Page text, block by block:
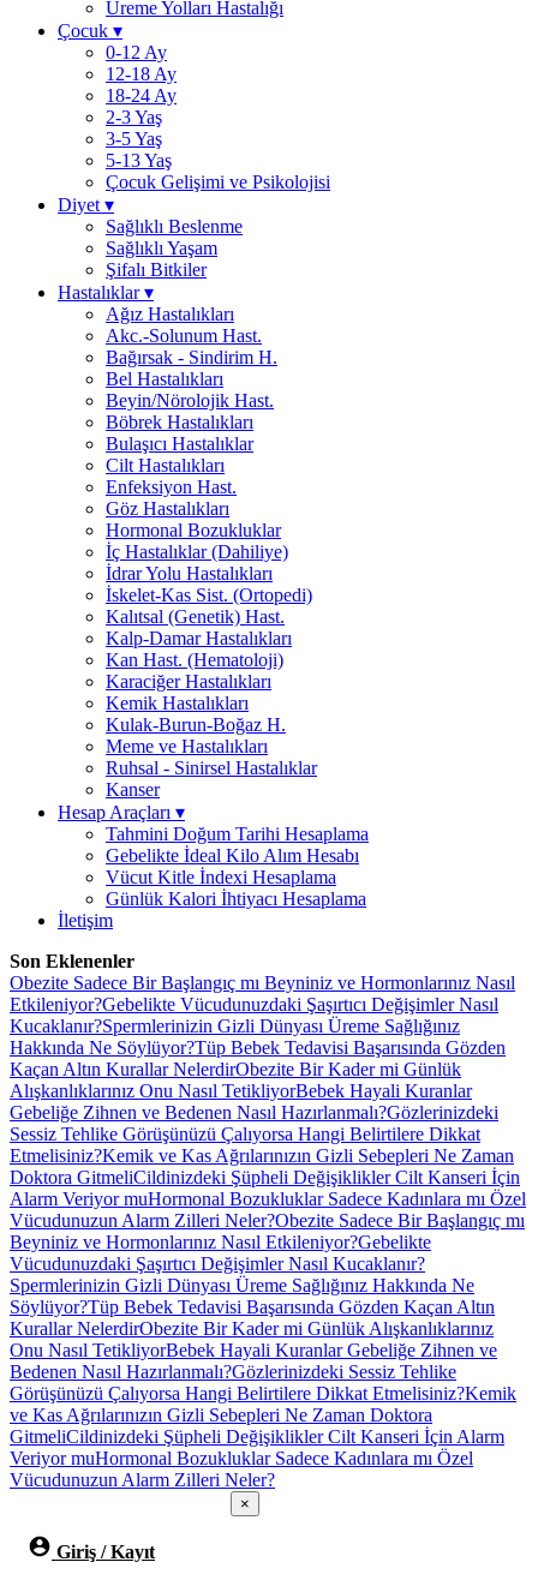
Üreme Yolları Hastalığı
Çocuk ▾
0-12 Ay
12-18 Ay
18-24 Ay
2-3 Yaş
3-5 Yaş
5-13 Yaş
Çocuk Gelişimi ve Psikolojisi
Diyet ▾
Sağlıklı Beslenme
Sağlıklı Yaşam
Şifalı Bitkiler
Hastalıklar▾
Ağız Hastalıkları
Akc.-Solunum Hast.
Bağırsak - Sindirim H.
Bel Hastalıkları
Beyin/Nörolojik Hast.
Böbrek Hastalıkları
Bulaşıcı Hastalıklar
Cilt Hastalıkları
Enfeksiyon Hast.
Göz Hastalıkları
Hormonal Bozukluklar
İç Hastalıklar (Dahiliye)
İdrar Yolu Hastalıkları
İskelet-Kas Sist. (Ortopedi)
Kalıtsal (Genetik) Hast.
Kalp-Damar Hastalıkları
Kan Hast. (Hematoloji)
Karaciğer Hastalıkları
Kemik Hastalıkları
Kulak-Burun-Boğaz H.
Meme ve Hastalıkları
Ruhsal - Sinirsel Hastalıklar
Kanser
Hesap Araçları ▾
Tahmini Doğum Tarihi Hesaplama
Gebelikte İdeal Kilo Alım Hesabı
Vücut Kitle İndexi Hesaplama
Günlük Kalori İhtiyacı Hesaplama
İletişim
Son Eklenenler
Obezite Sadece Bir Başlangıç mı Beyniniz ve Hormonlarınız Nasıl
Etkileniyor?Gebelikte Vücudunuzdaki Şaşırtıcı Değişimler Nasıl
Kucaklanır?Spermlerinizin Gizli Dünyası Üreme Sağlığınız
Hakkında Ne Söylüyor?Tüp Bebek Tedavisi Başarısında Gözden
Kaçan Altın Kurallar NelerdirObezite Bir Kader mi Günlük
Alışkanlıklarınız Onu Nasıl TetikliyorBebek Hayali Kuranlar
Gebeliğe Zihnen ve Bedenen Nasıl Hazırlanmalı?Gözlerinizdeki
Sessiz Tehlike Görüşünüzü Çalıyorsa Hangi Belirtilere Dikkat
Etmelisiniz?Kemik ve Kas Ağrılarınızın Gizli Sebepleri Ne Zaman
Doktora GitmeliCildinizdeki Şüpheli Değişiklikler Cilt Kanseri İçin
Alarm Veriyor muHormonal Bozukluklar Sadece Kadınlara mı Özel
Vücudunuzun Alarm Zilleri Neler?Obezite Sadece Bir Başlangıç mı
Beyniniz ve Hormonlarınız Nasıl Etkileniyor?Gebelikte
Vücudunuzdaki Şaşırtıcı Değişimler Nasıl Kucaklanır?
Spermlerinizin Gizli Dünyası Üreme Sağlığınız Hakkında Ne
Söylüyor?Tüp Bebek Tedavisi Başarısında Gözden Kaçan Altın
Kurallar NelerdirObezite Bir Kader mi Günlük Alışkanlıklarınız
Onu Nasıl TetikliyorBebek Hayali Kuranlar Gebeliğe Zihnen ve
Bedenen Nasıl Hazırlanmalı?Gözlerinizdeki Sessiz Tehlike
Görüşünüzü Çalıyorsa Hangi Belirtilere Dikkat Etmelisiniz?Kemik
ve Kas Ağrılarınızın Gizli Sebepleri Ne Zaman Doktora
GitmeliCildinizdeki Şüpheli Değişiklikler Cilt Kanseri İçin Alarm
Veriyor muHormonal Bozukluklar Sadece Kadınlara mı Özel
Vücudunuzun Alarm Zilleri Neler?
×
Giriş / Kayıt